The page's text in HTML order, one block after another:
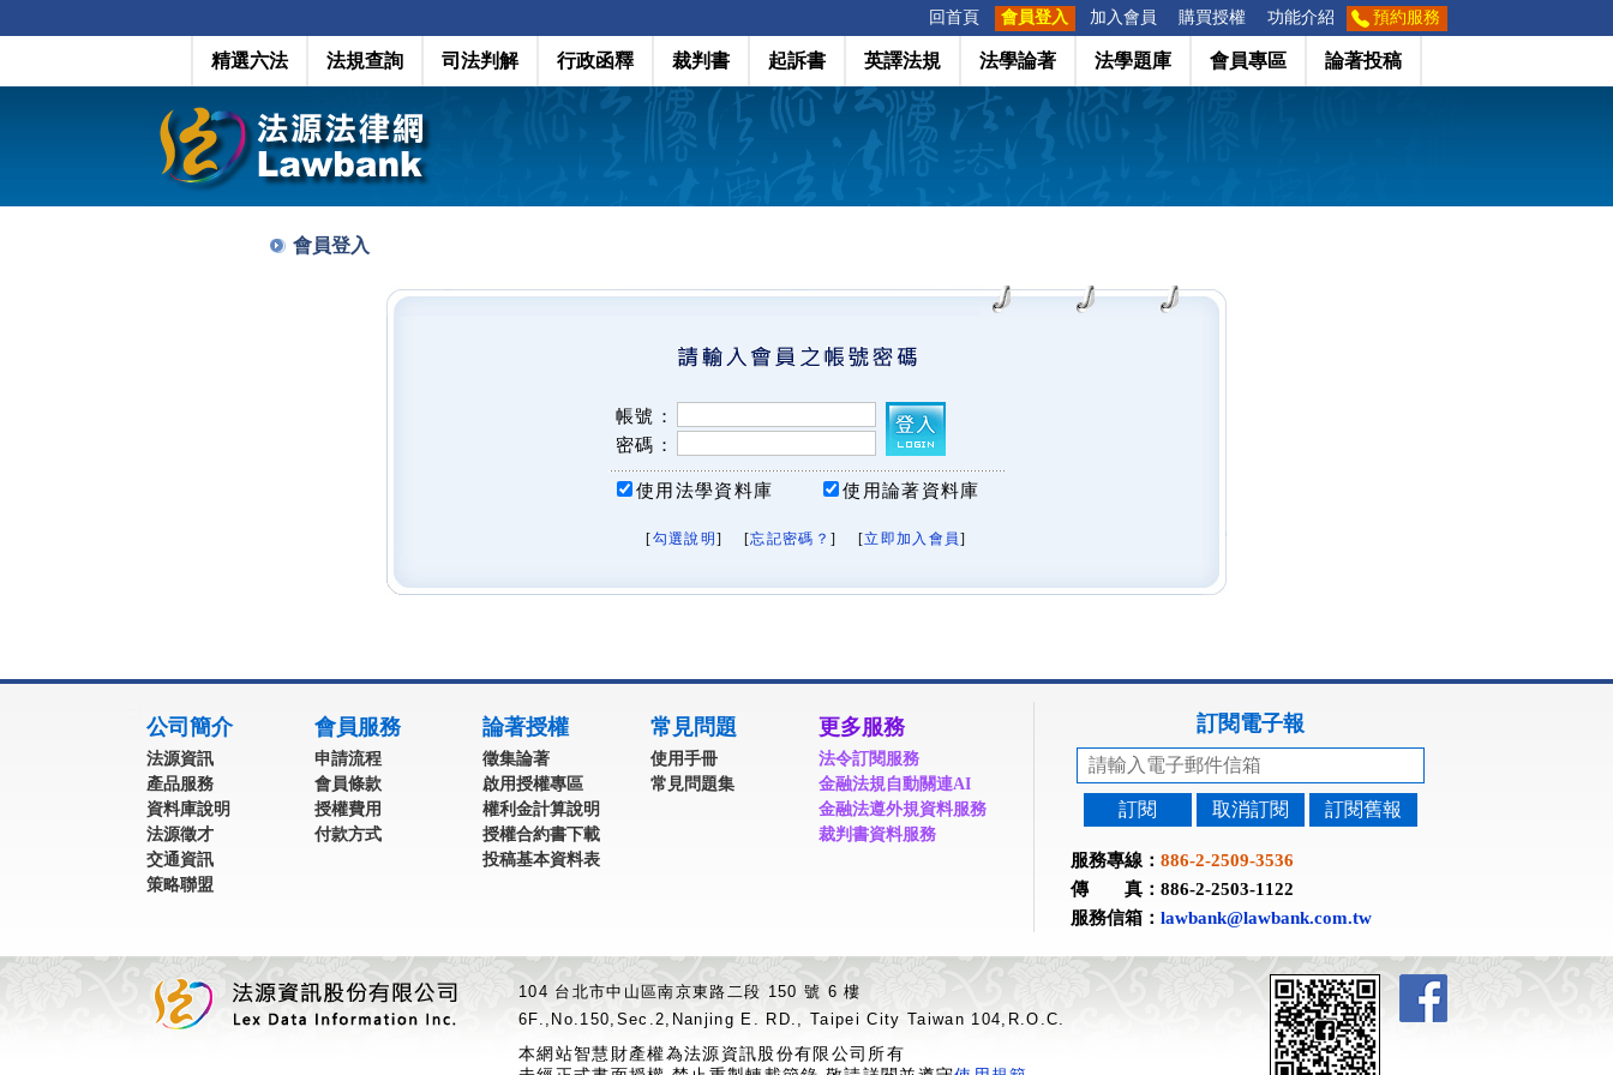
回首頁 會員登入 加入會員 購買授權 功能介紹 預約服務
精選六法 法規查詢 司法判解 行政函釋 裁判書 起訴書 英譯法規 法學論著 法學題庫 會員專區 論著投稿
會員登入
帳號：
密碼：
使用法學資料庫 使用論著資料庫
[勾選說明 ] [忘記密碼？ ] [立即加入會員]
公司簡介
法源資訊
產品服務
資料庫說明
法源徵才
交通資訊
策略聯盟
會員服務
申請流程
會員條款
授權費用
付款方式
論著授權
徵集論著
啟用授權專區
權利金計算說明
授權合約書下載
投稿基本資料表
常見問題
使用手冊
常見問題集
更多服務
法令訂閱服務
金融法規自動關連AI
金融法遵外規資料服務
裁判書資料服務
訂閱電子報
訂閱 取消訂閱 訂閱舊報
服務專線： 886-2-2509-3536
傳 真：886-2-2503-1122
服務信箱： lawbank@lawbank.com.tw
104 台北市中山區南京東路二段 150 號 6 樓
6F.,No.150,Sec.2,Nanjing E. RD., Taipei City Taiwan 104,R.O.C.
本網站智慧財產權為法源資訊股份有限公司所有